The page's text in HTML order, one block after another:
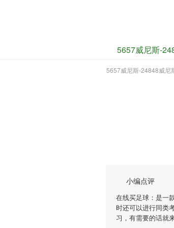
5657威尼斯-
5657威尼斯-24848威尼
小编点评
在线买足球：是一
时还可以进行同类
习，有需要的话就